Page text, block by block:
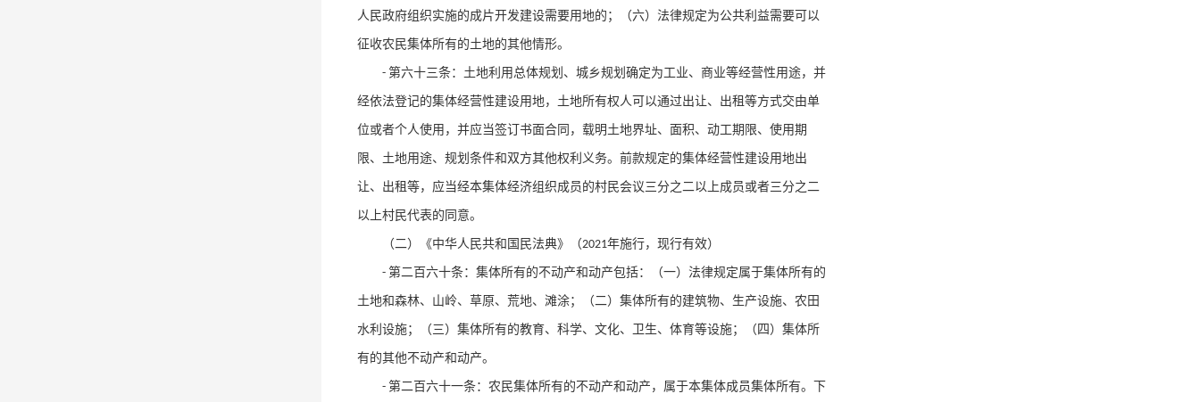
人民政府组织实施的成片开发建设需要用地的；（六）法律规定为公共利益需要可以
征收农民集体所有的土地的其他情形。
- 第六十三条：土地利用总体规划、城乡规划确定为工业、商业等经营性用途，并
经依法登记的集体经营性建设用地，土地所有权人可以通过出让、出租等方式交由单
位或者个人使用，并应当签订书面合同，载明土地界址、面积、动工期限、使用期
限、土地用途、规划条件和双方其他权利义务。前款规定的集体经营性建设用地出
让、出租等，应当经本集体经济组织成员的村民会议三分之二以上成员或者三分之二
以上村民代表的同意。
（二）《中华人民共和国民法典》（2021年施行，现行有效）
- 第二百六十条：集体所有的不动产和动产包括：（一）法律规定属于集体所有的
土地和森林、山岭、草原、荒地、滩涂；（二）集体所有的建筑物、生产设施、农田
水利设施；（三）集体所有的教育、科学、文化、卫生、体育等设施；（四）集体所
有的其他不动产和动产。
- 第二百六十一条：农民集体所有的不动产和动产，属于本集体成员集体所有。下